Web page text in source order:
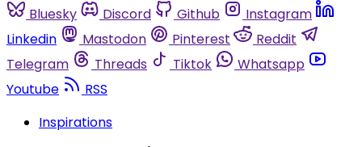
Bluesky
Discord Github
Instagram
Linkedin
Mastodon Pinterest
Reddit
Telegram
Threads Tiktok
Whatsapp
Youtube
RSS
Inspirations